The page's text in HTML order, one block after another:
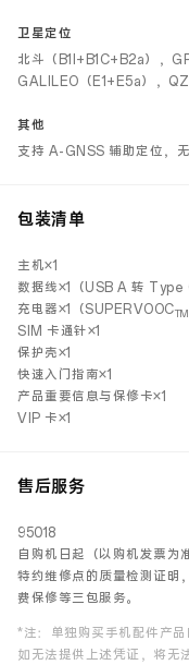
卫星定位
北斗（B1I+B1C+B2a），
GALILEO（E1+E5a），
其他
支持 A-GNSS 辅助定位，
包装清单
主机×1
数据线×1（USB A 转 Type
充电器×1（SUPERVOOCTM
SIM 卡通针×1
保护壳×1
快速入门指南×1
产品重要信息与保修卡×1
VIP 卡×1
售后服务
95018
自购机日起（以购机发票为
特约维修点的质量检测证明
费保修等三包服务。
*注：单独购买手机配件产
如无法提供上述凭证，将无